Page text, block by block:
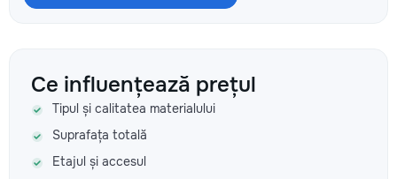
Ce influențează prețul
Tipul și calitatea materialului
Suprafața totală
Etajul și accesul